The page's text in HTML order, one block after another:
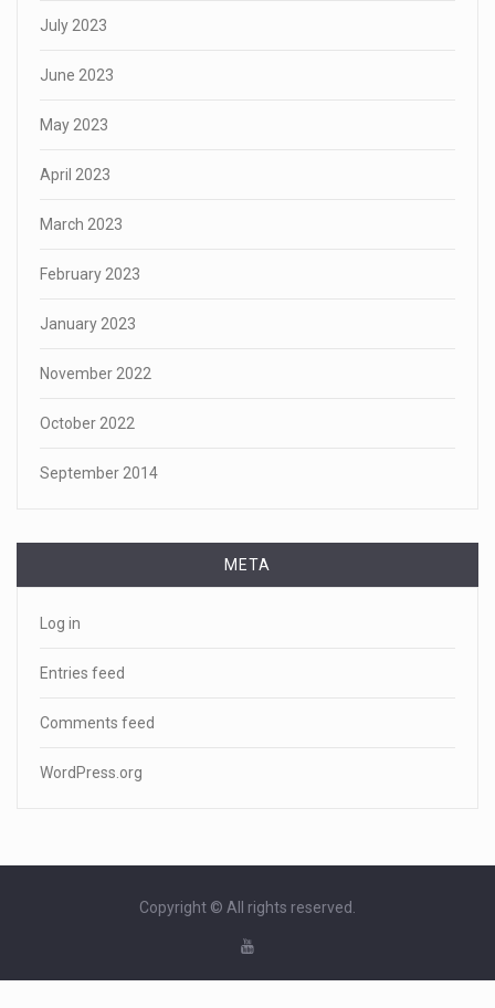
July 2023
June 2023
May 2023
April 2023
March 2023
February 2023
January 2023
November 2022
October 2022
September 2014
META
Log in
Entries feed
Comments feed
WordPress.org
Copyright © All rights reserved.